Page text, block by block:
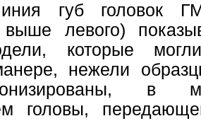
губ головок
выше левого)
которые
нежели
в
головы,